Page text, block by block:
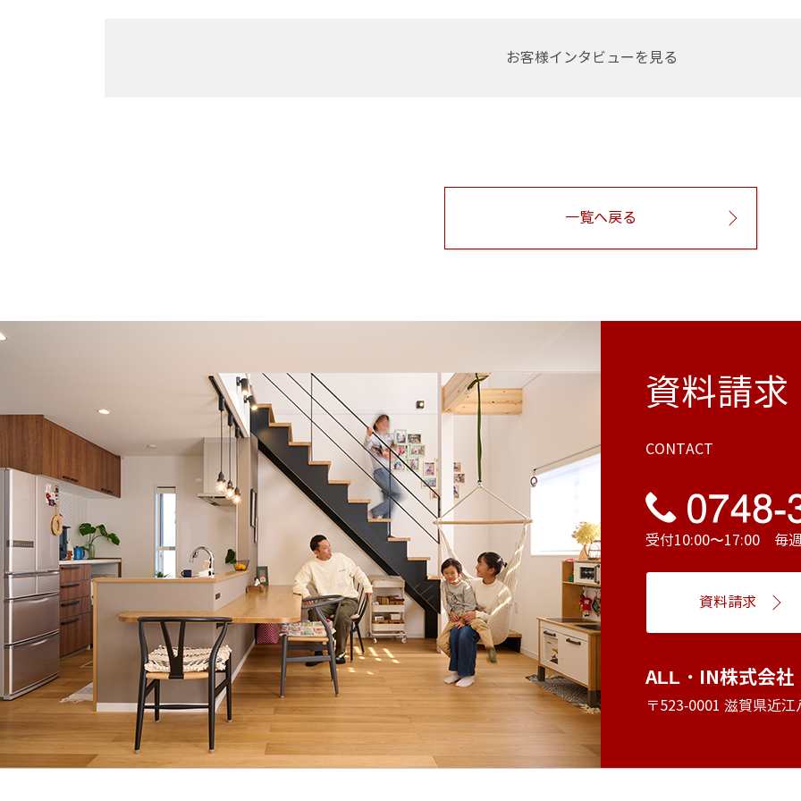
お客様インタビューを見る
一覧へ戻る
資料請求
CONTACT
受付10:00〜17:00 毎週
資料請求
ALL・IN株式会社
〒523-0001 滋賀県近